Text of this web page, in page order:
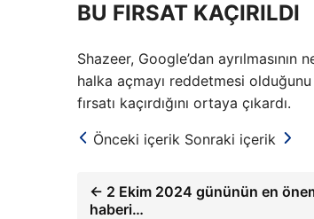
BU FIRSAT KAÇIRILDI
Shazeer, Google’dan
halka açmayı reddetmesi
fırsatı kaçırdığını ortaya çıkardı.
Önceki içerik Sonraki içerik
← 2 Ekim 2024 gününün en
haberi…